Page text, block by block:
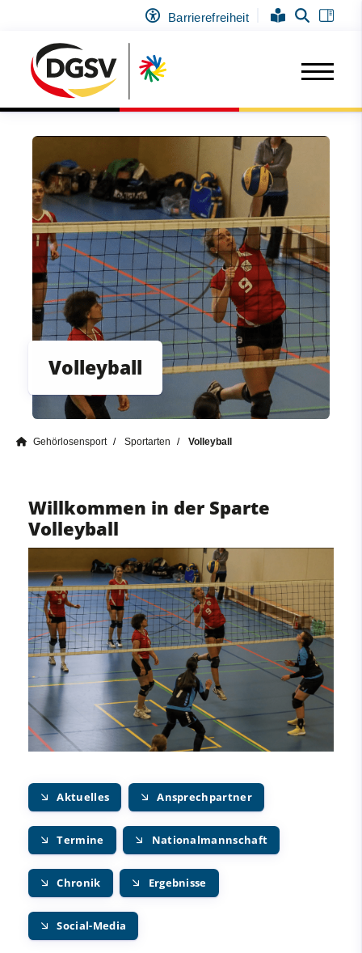
Barrierefreiheit
Volleyball
Gehörlosensport Sportarten Volleyball
Willkommen in der Sparte
Volleyball
Aktuelles Ansprechpartner
Termine Nationalmannschaft
Chronik Ergebnisse
Social-Media